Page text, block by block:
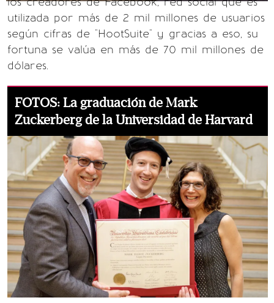
utilizada por más de 2 mil millones de usuarios
según cifras de "HootSuite" y gracias a eso, su
fortuna se valúa en más de 70 mil millones de
dólares.
FOTOS: La graduación de Mark
Zuckerberg de la Universidad de Harvard